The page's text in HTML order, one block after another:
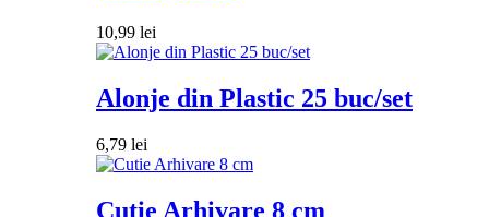
10,99 lei
Alonje din Plastic 25 buc/set
6,79 lei
Cutie Arhivare 8 cm